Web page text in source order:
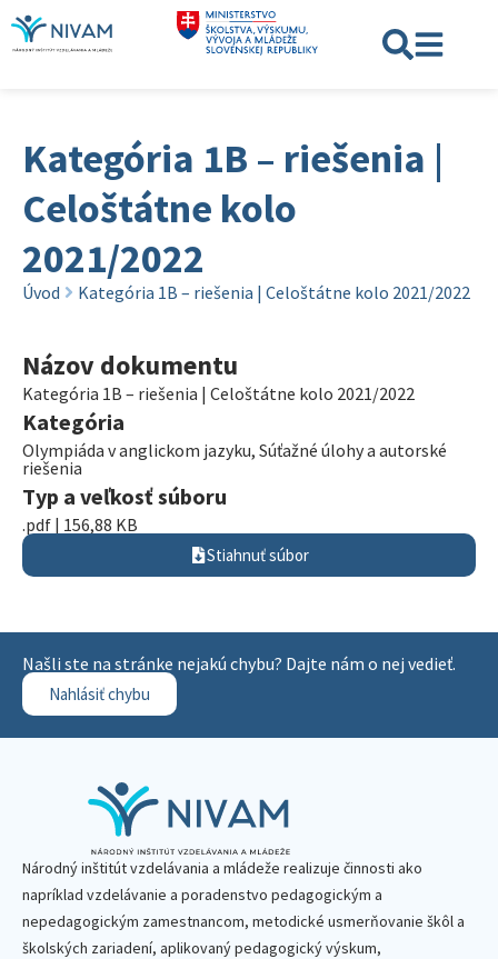
Kategória 1B – riešenia |
Celoštátne kolo
2021/2022
Úvod Kategória 1B – riešenia | Celoštátne kolo 2021/2022
Názov dokumentu
Kategória 1B – riešenia | Celoštátne kolo 2021/2022
Kategória
Olympiáda v anglickom jazyku, Súťažné úlohy a autorské
riešenia
Typ a veľkosť súboru
.pdf | 156,88 KB
Stiahnuť súbor
Našli ste na stránke nejakú chybu? Dajte nám o nej vedieť.
Nahlásiť chybu
Národný inštitút vzdelávania a mládeže realizuje činnosti ako
napríklad vzdelávanie a poradenstvo pedagogickým a
nepedagogickým zamestnancom, metodické usmerňovanie škôl a
školských zariadení, aplikovaný pedagogický výskum,